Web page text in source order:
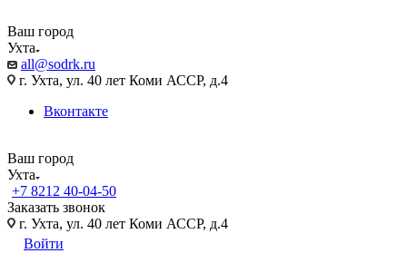
Ваш город
Ухта
all@sodrk.ru
г. Ухта, ул. 40 лет Коми АССР, д.4
Вконтакте
Ваш город
Ухта
+7 8212 40-04-50
Заказать звонок
г. Ухта, ул. 40 лет Коми АССР, д.4
Войти